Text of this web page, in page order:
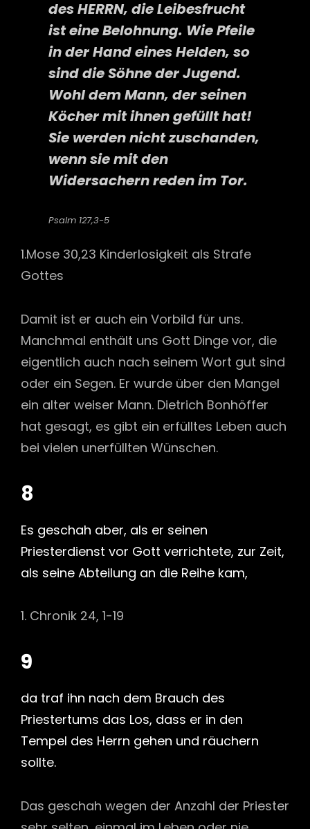
des HERRN, die Leibesfrucht
ist eine Belohnung. Wie Pfeile
in der Hand eines Helden, so
sind die Söhne der Jugend.
Wohl dem Mann, der seinen
Köcher mit ihnen gefüllt hat!
Sie werden nicht zuschanden,
wenn sie mit den
Widersachern reden im Tor.
Psalm 127,3-5
1.Mose 30,23 Kinderlosigkeit als Strafe
Gottes
Damit ist er auch ein Vorbild für uns.
Manchmal enthält uns Gott Dinge vor, die
eigentlich auch nach seinem Wort gut sind
oder ein Segen. Er wurde über den Mangel
ein alter weiser Mann. Dietrich Bonhöffer
hat gesagt, es gibt ein erfülltes Leben auch
bei vielen unerfüllten Wünschen.
8
Es geschah aber, als er seinen
Priesterdienst vor Gott verrichtete, zur Zeit,
als seine Abteilung an die Reihe kam,
1. Chronik 24, 1-19
9
da traf ihn nach dem Brauch des
Priestertums das Los, dass er in den
Tempel des Herrn gehen und räuchern
sollte.
Das geschah wegen der Anzahl der Priester